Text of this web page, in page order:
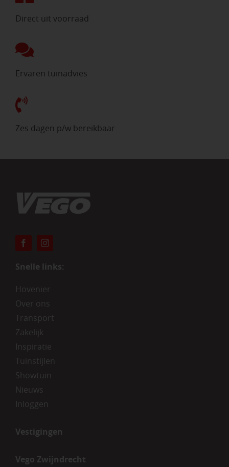
Direct uit voorraad
Ervaren tuinadvies
Zes dagen p/w bereikbaar
Snelle links:
Hovenier
Over ons
Transport
Zakelijk
Inspiratie
Tuinstijlen
Showtuin
Nieuws
Inloggen
Vestigingen
Vego Zwijndrecht